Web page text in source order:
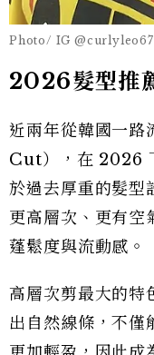
Photo/ IG @curlyleo67
2026髮型推
近兩年從韓國一
Cut），在 2026
於過去厚重的髮型
更高層次、更有空
蓬鬆度與流動感。
高層次剪最大的特
出自然線條，不僅